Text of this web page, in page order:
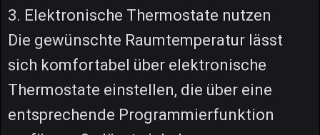
3. Elektronische Thermostate nutzen
Die gewünschte Raumtemperatur lässt
sich komfortabel über elektronische
Thermostate einstellen, die über eine
entsprechende Programmierfunktion